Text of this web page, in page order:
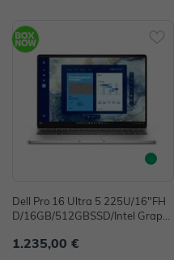
Dell Pro 16 Ultra 5 225U/16"FH
D/16GB/512GBSSD/Intel Graphi
1.235,00 €